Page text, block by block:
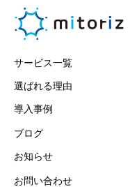
サービス一覧
選ばれる理由
導入事例
ブログ
お知らせ
お問い合わせ